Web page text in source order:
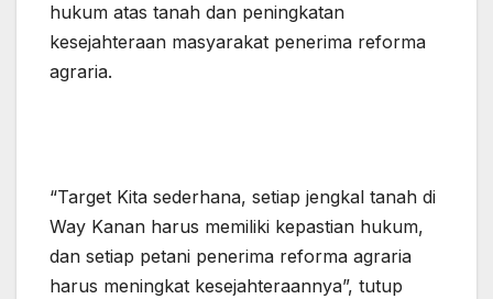
hukum atas tanah dan peningkatan
kesejahteraan masyarakat penerima reforma
agraria.
“Target Kita sederhana, setiap jengkal tanah di
Way Kanan harus memiliki kepastian hukum,
dan setiap petani penerima reforma agraria
harus meningkat kesejahteraannya”, tutup